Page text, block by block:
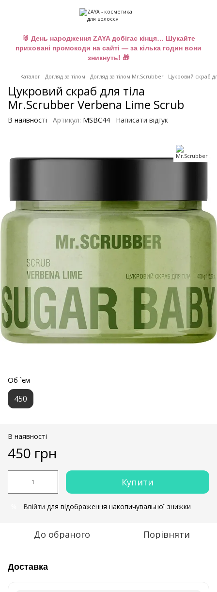
🐰 День народження ZAYA добігає кінця… Шукайте
приховані промокоди на сайті — за кілька годин вони
зникнуть! 🎁
Каталог Догляд за тілом Догляд за тілом Mr.Scrubber Цукровий скраб
Цукровий скраб для тіла
Mr.Scrubber Verbena Lime Scrub
В наявності Артикул: MSBC44 Написати відгук
Об `єм
450
В наявності
450 грн
Купити
Ввійти для відображення накопичувальної знижки
До обраного Порівняти
Доставка